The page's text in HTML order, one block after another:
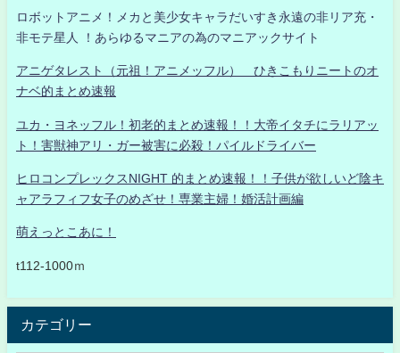
ロボットアニメ！メカと美少女キャラだいすき永遠の非リア充・
非モテ星人 ！あらゆるマニアの為のマニアックサイト
アニゲタレスト（元祖！アニメッフル） ひきこもりニートのオ
ナベ的まとめ速報
ユカ・ヨネッフル！初老的まとめ速報！！大帝イタチにラリアッ
ト！害獣神アリ・ガー被害に必殺！パイルドライバー
ヒロコンプレックスNIGHT 的まとめ速報！！子供が欲しいど陰キ
ャアラフィフ女子のめざせ！専業主婦！婚活計画編
萌えっとこあに！
t112-1000ｍ
カテゴリー